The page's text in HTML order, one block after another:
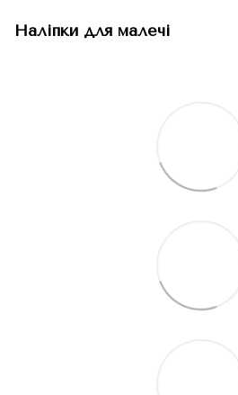
Наліпки для малечі